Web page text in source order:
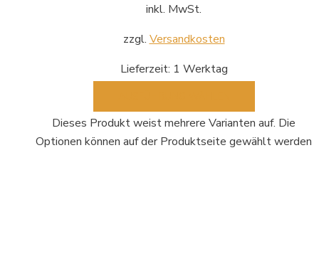
inkl. MwSt.
zzgl. Versandkosten
Lieferzeit: 1 Werktag
Dieses Produkt weist mehrere Varianten auf. Die
Optionen können auf der Produktseite gewählt werden